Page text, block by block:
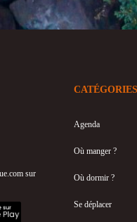
sur
CATÉGORIES
Agenda
Où manger ?
Où dormir ?
Se déplacer